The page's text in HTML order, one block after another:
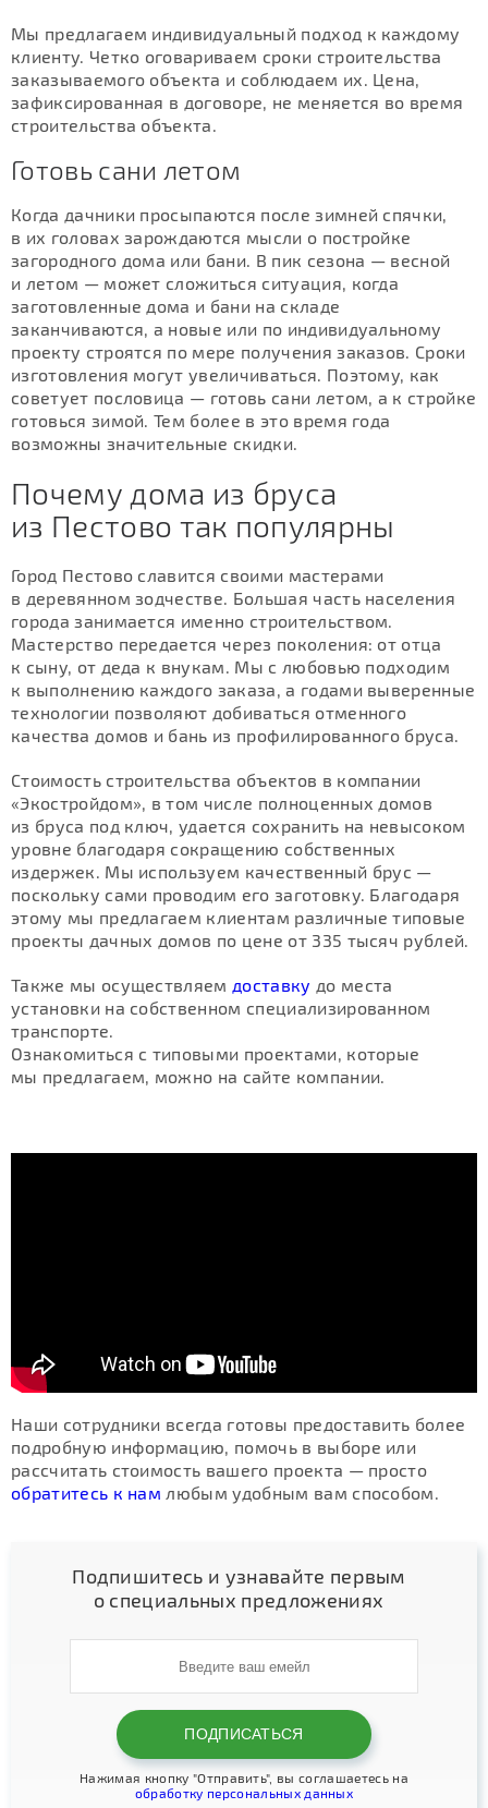
Мы предлагаем индивидуальный подход к каждому
клиенту. Четко оговариваем сроки строительства
заказываемого объекта и соблюдаем их. Цена,
зафиксированная в договоре, не меняется во время
строительства объекта.
Готовь сани летом
Когда дачники просыпаются после зимней спячки,
в их головах зарождаются мысли о постройке
загородного дома или бани. В пик сезона — весной
и летом — может сложиться ситуация, когда
заготовленные дома и бани на складе
заканчиваются, а новые или по индивидуальному
проекту строятся по мере получения заказов. Сроки
изготовления могут увеличиваться. Поэтому, как
советует пословица — готовь сани летом, а к стройке
готовься зимой. Тем более в это время года
возможны значительные скидки.
Почему дома из бруса
из Пестово так популярны
Город Пестово славится своими мастерами
в деревянном зодчестве. Большая часть населения
города занимается именно строительством.
Мастерство передается через поколения: от отца
к сыну, от деда к внукам. Мы с любовью подходим
к выполнению каждого заказа, а годами выверенные
технологии позволяют добиваться отменного
качества домов и бань из профилированного бруса.
Стоимость строительства объектов в компании
«Экостройдом», в том числе полноценных домов
из бруса под ключ, удается сохранить на невысоком
уровне благодаря сокращению собственных
издержек. Мы используем качественный брус —
поскольку сами проводим его заготовку. Благодаря
этому мы предлагаем клиентам различные типовые
проекты дачных домов по цене от 335 тысяч рублей.
Также мы осуществляем доставку до места
установки на собственном специализированном
транспорте.
Ознакомиться с типовыми проектами, которые
мы предлагаем, можно на сайте компании.
Наши сотрудники всегда готовы предоставить более
подробную информацию, помочь в выборе или
рассчитать стоимость вашего проекта — просто
обратитесь к нам любым удобным вам способом.
Подпишитесь и узнавайте первым
о специальных предложениях
Нажимая кнопку "Отправить", вы соглашаетесь на
обработку персональных данных